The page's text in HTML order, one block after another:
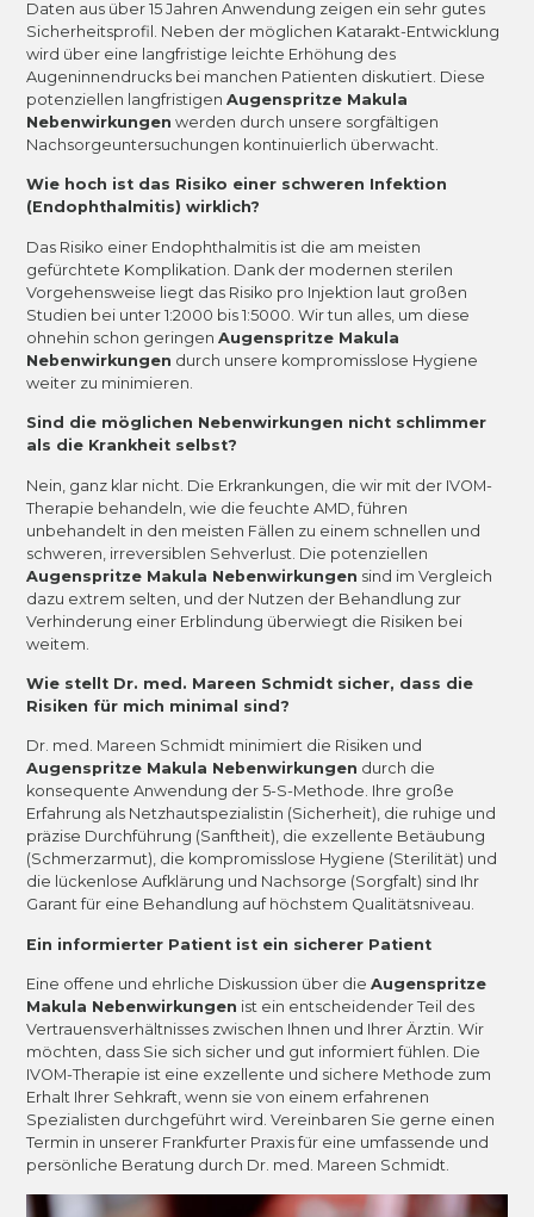
Daten aus über 15 Jahren Anwendung zeigen ein sehr gutes
Sicherheitsprofil. Neben der möglichen Katarakt-Entwicklung
wird über eine langfristige leichte Erhöhung des
Augeninnendrucks bei manchen Patienten diskutiert. Diese
potenziellen langfristigenAugenspritze Makula
Nebenwirkungen werden durch unsere sorgfältigen
Nachsorgeuntersuchungen kontinuierlich überwacht.
Wie hoch ist das Risiko einer schweren Infektion
(Endophthalmitis) wirklich?
Das Risiko einer Endophthalmitis ist die am meisten
gefürchtete Komplikation. Dank der modernen sterilen
Vorgehensweise liegt das Risiko pro Injektion laut großen
Studien bei unter 1:2000 bis 1:5000. Wir tun alles, um diese
ohnehin schon geringenAugenspritze Makula
Nebenwirkungen durch unsere kompromisslose Hygiene
weiter zu minimieren.
Sind die möglichen Nebenwirkungen nicht schlimmer
als die Krankheit selbst?
Nein, ganz klar nicht. Die Erkrankungen, die wir mit der IVOM-
Therapie behandeln, wie die feuchte AMD, führen
unbehandelt in den meisten Fällen zu einem schnellen und
schweren, irreversiblen Sehverlust. Die potenziellen
Augenspritze Makula Nebenwirkungen sind im Vergleich
dazu extrem selten, und der Nutzen der Behandlung zur
Verhinderung einer Erblindung überwiegt die Risiken bei
weitem.
Wie stellt Dr. med. Mareen Schmidt sicher, dass die
Risiken für mich minimal sind?
Dr. med. Mareen Schmidt minimiert die Risiken und
Augenspritze Makula Nebenwirkungen durch die
konsequente Anwendung der 5-S-Methode. Ihre große
Erfahrung als Netzhautspezialistin (Sicherheit), die ruhige und
präzise Durchführung (Sanftheit), die exzellente Betäubung
(Schmerzarmut), die kompromisslose Hygiene (Sterilität) und
die lückenlose Aufklärung und Nachsorge (Sorgfalt) sind Ihr
Garant für eine Behandlung auf höchstem Qualitätsniveau.
Ein informierter Patient ist ein sicherer Patient
Eine offene und ehrliche Diskussion über dieAugenspritze
Makula Nebenwirkungen ist ein entscheidender Teil des
Vertrauensverhältnisses zwischen Ihnen und Ihrer Ärztin. Wir
möchten, dass Sie sich sicher und gut informiert fühlen. Die
IVOM-Therapie ist eine exzellente und sichere Methode zum
Erhalt Ihrer Sehkraft, wenn sie von einem erfahrenen
Spezialisten durchgeführt wird. Vereinbaren Sie gerne einen
Termin in unserer Frankfurter Praxis für eine umfassende und
persönliche Beratung durch Dr. med. Mareen Schmidt.